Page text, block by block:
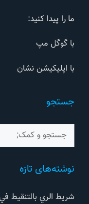
ما را پیدا کنید:
با گوگل مپ
با اپلیکیشن نشان
جستجو
برای:
نوشته‌های تازه
شريط الري بالتنقيط